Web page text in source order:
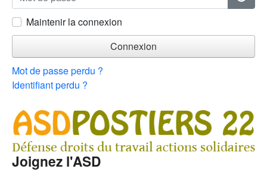
Maintenir la connexion
Connexion
Mot de passe perdu ?
Identifiant perdu ?
Joignez l'ASD